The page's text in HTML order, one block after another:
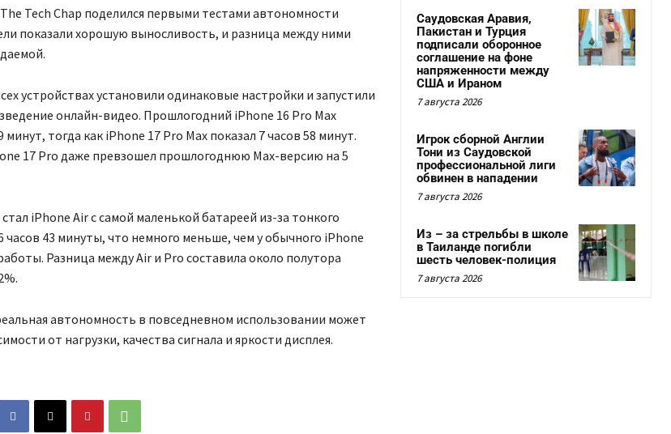
Tech Chap поделился первыми тестами автономности
показали хорошую выносливость, и разница между ними
устройствах установили одинаковые настройки и запустили
онлайн-видео. Прошлогодний iPhone 16 Pro Max
минут, тогда как iPhone 17 Pro Max показал 7 часов 58 минут.
17 Pro даже превзошел прошлогоднюю Max-версию на 5
iPhone Air с самой маленькой батареей из-за тонкого
часов 43 минуты, что немного меньше, чем у обычного iPhone
Разница между Air и Pro составила около полутора
автономность в повседневном использовании может
от нагрузки, качества сигнала и яркости дисплея.
Саудовская Аравия,
Пакистан и Турция
подписали оборонное
соглашение на фоне
напряженности между
США и Ираном
7 августа 2026
Игрок сборной Англии
Тони из Саудовской
профессиональной лиги
обвинен в нападении
7 августа 2026
Из – за стрельбы в школе
в Таиланде погибли
шесть человек-полиция
7 августа 2026